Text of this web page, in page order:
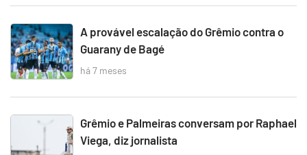
A provável escalação do Grêmio contra o
Guarany de Bagé
há 7 meses
Grêmio e Palmeiras conversam por Raphael
Viega, diz jornalista